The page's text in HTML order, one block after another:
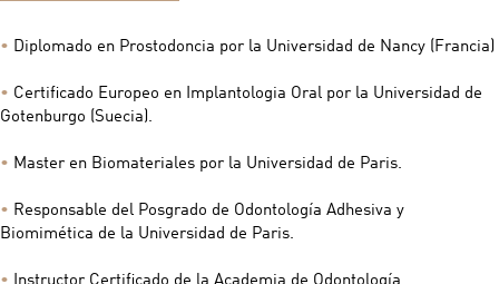
• Diplomado en Prostodoncia por la Universidad de Nancy (Francia)
• Certificado Europeo en Implantologia Oral por la Universidad de
Gotenburgo (Suecia).
• Master en Biomateriales por la Universidad de Paris.
• Responsable del Posgrado de Odontología Adhesiva y
Biomimética de la Universidad de Paris.